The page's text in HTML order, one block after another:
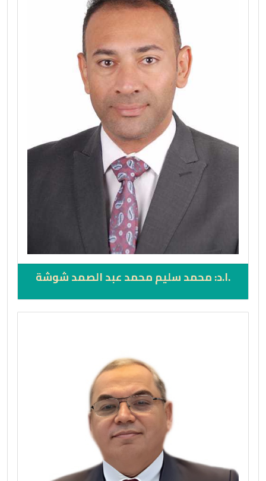
.ا.د: محمد سليم محمد عبد الصمد شوشة